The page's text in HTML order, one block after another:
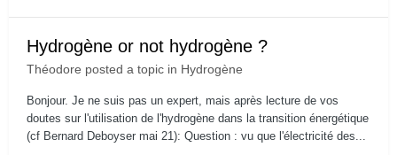
Hydrogène or not hydrogène ?
Théodore posted a topic in Hydrogène
Bonjour. Je ne suis pas un expert, mais après lecture de vos
doutes sur l'utilisation de l'hydrogène dans la transition énergétique
(cf Bernard Deboyser mai 21): Question : vu que l'électricité des...